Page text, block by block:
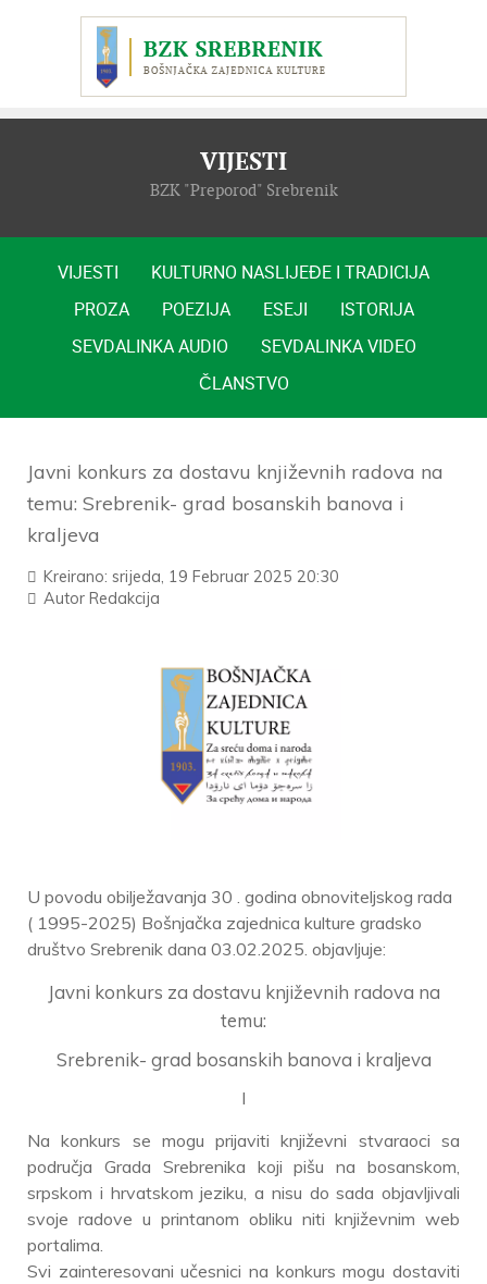
VIJESTI
BZK "Preporod" Srebrenik
VIJESTI
KULTURNO NASLIJEĐE I TRADICIJA
PROZA
POEZIJA ESEJI
ISTORIJA
SEVDALINKA AUDIO
SEVDALINKA VIDEO
ČLANSTVO
Javni konkurs za dostavu književnih radova na
temu: Srebrenik- grad bosanskih banova i
kraljeva
Kreirano: srijeda, 19 Februar 2025 20:30
Autor Redakcija
U povodu obilježavanja 30 . godina obnoviteljskog rada
( 1995-2025) Bošnjačka zajednica kulture gradsko
društvo Srebrenik dana 03.02.2025. objavljuje:
Javni konkurs za dostavu književnih radova na
temu:
Srebrenik- grad bosanskih banova i kraljeva
I
Na konkurs se mogu prijaviti književni stvaraoci sa
područja Grada Srebrenika koji pišu na bosanskom,
srpskom i hrvatskom jeziku, a nisu do sada objavljivali
svoje radove u printanom obliku niti književnim web
portalima.
Svi zainteresovani učesnici na konkurs mogu dostaviti